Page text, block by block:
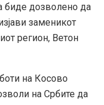
биде дозволено да
заменикот
регион, Ветон
на Косово
на Србите да